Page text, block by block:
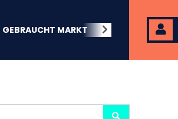
GEBRAUCHT MARKT BEACHWEAR